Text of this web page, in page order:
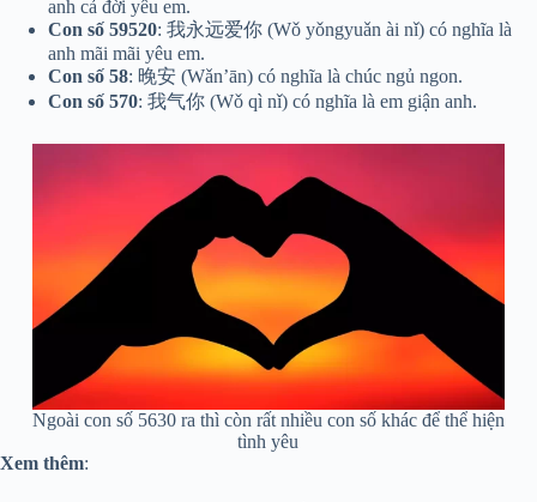
anh cả đời yêu em.
Con số 59520: 我永远爱你 (Wǒ yǒngyuǎn ài nǐ) có nghĩa là
anh mãi mãi yêu em.
Con số 58: 晚安 (Wǎn’ān) có nghĩa là chúc ngủ ngon.
Con số 570: 我气你 (Wǒ qì nǐ) có nghĩa là em giận anh.
Ngoài con số 5630 ra thì còn rất nhiều con số khác để thể hiện
tình yêu
Xem thêm: